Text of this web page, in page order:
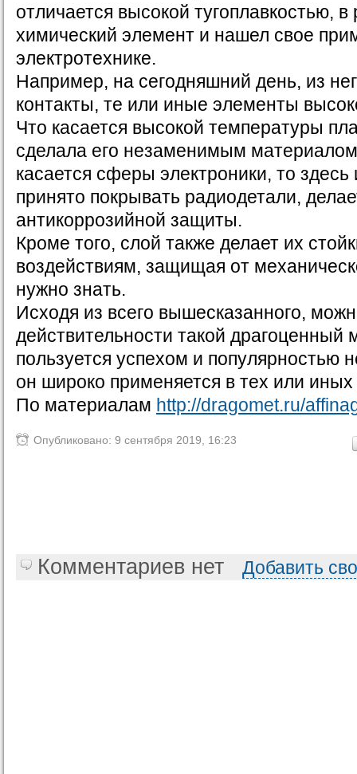
отличается высокой тугоплавкостью, в
химический элемент и нашел свое
электротехнике.
Например, на сегодняшний день, из
контакты, те или иные элементы
Что касается высокой температуры
сделала его незаменимым
касается сферы электроники, то
принято покрывать радиодетали,
антикоррозийной защиты.
Кроме того, слой также делает их
воздействиям, защищая от
нужно знать.
Исходя из всего вышесказанного,
действительности такой драгоценный
пользуется успехом и популярностью
он широко применяется в тех или иных
По материалам http://dragomet.ru/
Опубликовано: 9 сентября 2019, 16:23
Комментариев нет Добавить